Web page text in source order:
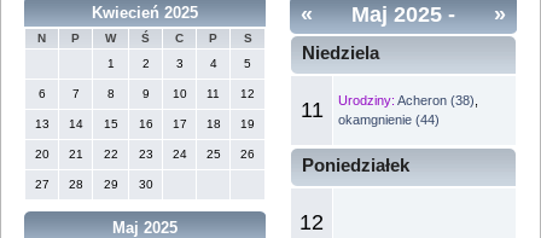
Kwiecień 2025
N P W Ś C P
S
1
2 3 4 5
6 7 8 9 10 11 12
13 14 15 16 17 18 19
20 21 22 23 24 25 26
27 28 29 30
Maj 2025
« »
Maj 2025-
Tydzień 20
Niedziela
11 Urodziny: Acheron (38)
okamgnienie (44)
Poniedziałek
12